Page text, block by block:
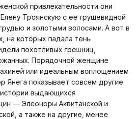
привлекательности они
Троянскую с ее грушевидной
и золотыми волосами. А вот в
на которых падала тень
похотливых грешниц,
Порядочной женщине
или идеальным воплощением
Янега показывает совсем другие
выдающихся
— Элеоноры Аквитанской и
а также на другие, менее